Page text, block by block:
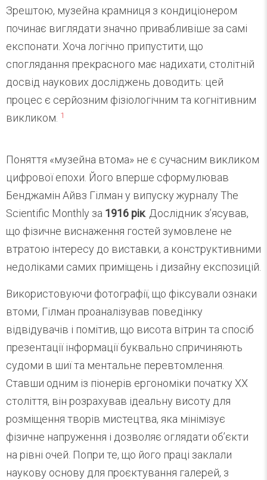
Зрештою, музейна крамниця з кондиціонером
починає виглядати значно привабливіше за самі
експонати. Хоча логічно припустити, що
споглядання прекрасного має надихати, столітній
досвід наукових досліджень доводить: цей
процес є серйозним фізіологічним та когнітивним
викликом. 1
Поняття «музейна втома» не є сучасним викликом
цифрової епохи. Його вперше сформулював
Бенджамін Айвз Гілман у випуску журналу The
Scientific Monthly за 1916 рік. Дослідник з’ясував,
що фізичне виснаження гостей зумовлене не
втратою інтересу до виставки, а конструктивними
недоліками самих приміщень і дизайну експозицій.
Використовуючи фотографії, що фіксували ознаки
втоми, Гілман проаналізував поведінку
відвідувачів і помітив, що висота вітрин та спосіб
презентації інформації буквально спричиняють
судоми в шиї та ментальне перевтомлення.
Ставши одним із піонерів ергономіки початку XX
століття, він розрахував ідеальну висоту для
розміщення творів мистецтва, яка мінімізує
фізичне напруження і дозволяє оглядати об’єкти
на рівні очей. Попри те, що його праці заклали
наукову основу для проєктування галерей, з